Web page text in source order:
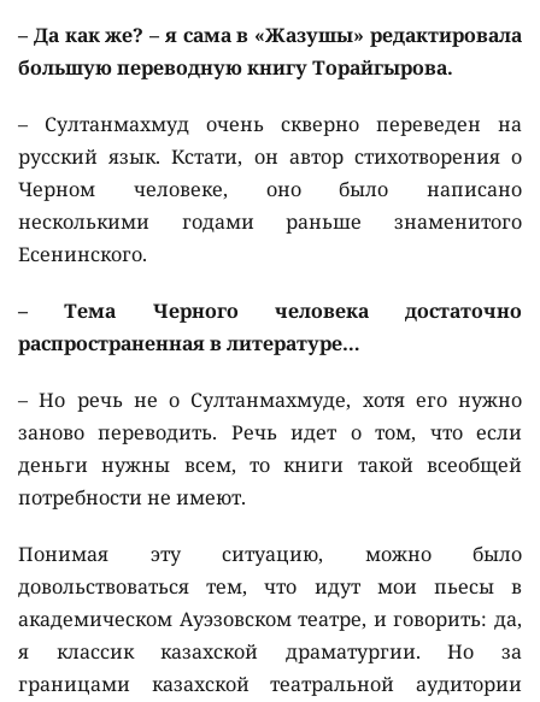
– Да как же? – я сама в «Жазушы» редактировала
большую переводную книгу Торайгырова.
– Султанмахмуд очень скверно переведен на
русский язык. Кстати, он автор стихотворения о
Черном человеке, оно было написано
несколькими годами раньше знаменитого
Есенинского.
– Тема Черного человека достаточно
распространенная в литературе…
– Но речь не о Султанмахмуде, хотя его нужно
заново переводить. Речь идет о том, что если
деньги нужны всем, то книги такой всеобщей
потребности не имеют.
Понимая эту ситуацию, можно было
довольствоваться тем, что идут мои пьесы в
академическом Ауэзовском театре, и говорить: да,
я классик казахской драматургии. Но за
границами казахской театральной аудитории